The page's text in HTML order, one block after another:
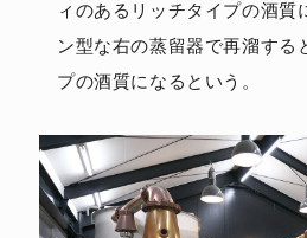
ィのあるリッチタイプの酒質
ン型な右の蒸留器で再溜する
プの酒質になるという。